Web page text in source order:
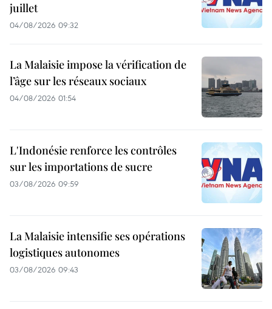
juillet
04/08/2026 09:32
La Malaisie impose la vérification de
l’âge sur les réseaux sociaux
04/08/2026 01:54
L'Indonésie renforce les contrôles
sur les importations de sucre
03/08/2026 09:59
La Malaisie intensifie ses opérations
logistiques autonomes
03/08/2026 09:43